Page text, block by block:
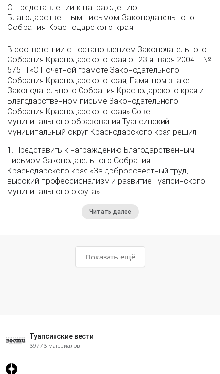
О представлении к награждению
Благодарственным письмом Законодательного
Собрания Краснодарского края
В соответствии с постановлением Законодательного
Собрания Краснодарского края от 23 января 2004 г. №
575-П «О Почётной грамоте Законодательного
Собрания Краснодарского края, Памятном знаке
Законодательного Собрания Краснодарского края и
Благодарственном письме Законодательного
Собрания Краснодарского края» Совет
муниципального образования Туапсинский
муниципальный округ Краснодарского края решил:
1. Представить к награждению Благодарственным
письмом Законодательного Собрания
Краснодарского края «За добросовестный труд,
высокий профессионализм и развитие Туапсинского
муниципального округа»:
Читать далее
Показать ещё
Туапсинские вести
39773 материалов